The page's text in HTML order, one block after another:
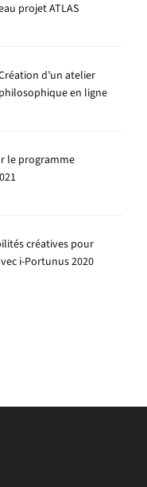
projet ATLAS
d’un atelier
en ligne
le programme
créatives pour
i-Portunus 2020